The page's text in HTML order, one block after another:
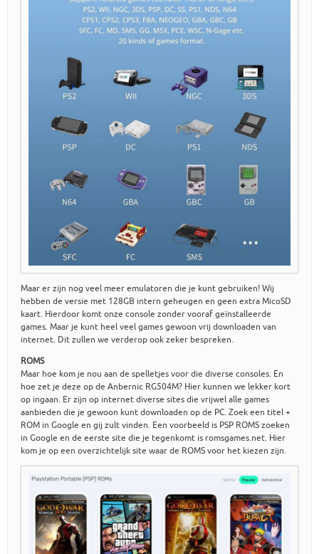
Maar er zijn nog veel meer emulatoren die je kunt gebruiken! Wij
hebben de versie met 128GB intern geheugen en geen extra MicoSD
kaart. Hierdoor komt onze console zonder vooraf geïnstalleerde
games. Maar je kunt heel veel games gewoon vrij downloaden van
internet. Dit zullen we verderop ook zeker bespreken.
ROMS
Maar hoe kom je nou aan de spelletjes voor die diverse consoles. En
hoe zet je deze op de Anbernic RG504M? Hier kunnen we lekker kort
op ingaan. Er zijn op internet diverse sites die vrijwel alle games
aanbieden die je gewoon kunt downloaden op de PC. Zoek een titel +
ROM in Google en gij zult vinden. Een voorbeeld is PSP ROMS zoeken
in Google en de eerste site die je tegenkomt is romsgames.net. Hier
kom je op een overzichtelijk site waar de ROMS voor het kiezen zijn.